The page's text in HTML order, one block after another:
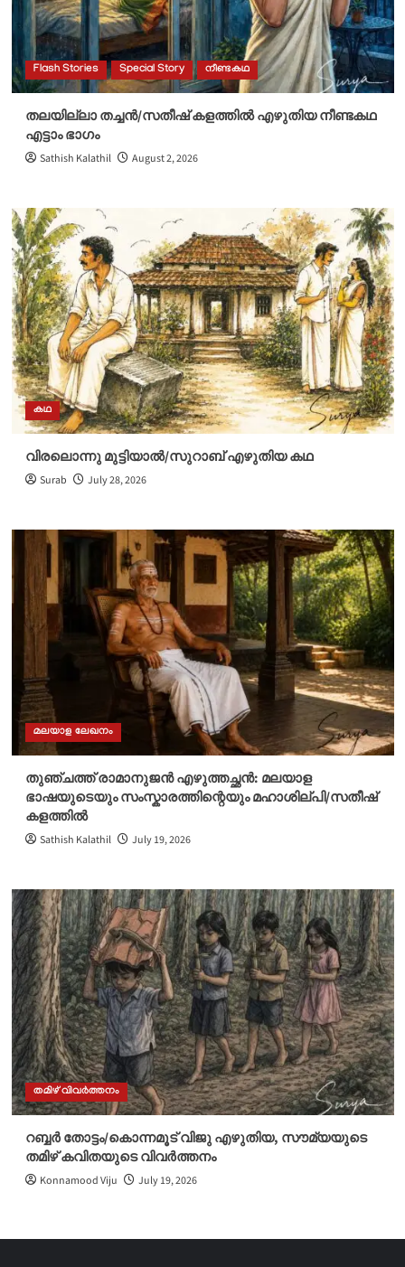
Flash Stories Special Story നീണ്ടകഥ
തലയില്ലാ തച്ചൻ/സതീഷ് കളത്തിൽ എഴുതിയ നീണ്ടകഥ
എട്ടാം ഭാഗം
Sathish Kalathil August 2, 2026
കഥ
വിരലൊന്നു മുട്ടിയാൽ/സുറാബ് എഴുതിയ കഥ
Surab July 28, 2026
മലയാള ലേഖനം
തുഞ്ചത്ത് രാമാനുജൻ എഴുത്തച്ഛൻ: മലയാള
ഭാഷയുടെയും സംസ്കാരത്തിന്റെയും മഹാശില്പി/സതീഷ്
കളത്തിൽ
Sathish Kalathil July 19, 2026
തമിഴ് വിവർത്തനം
റബ്ബർ തോട്ടം/കൊന്നമൂട് വിജു എഴുതിയ, സൗമ്യയുടെ
തമിഴ് കവിതയുടെ വിവർത്തനം
Konnamood Viju July 19, 2026